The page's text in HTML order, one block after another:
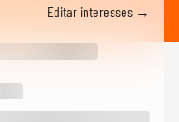
Editar interesses →